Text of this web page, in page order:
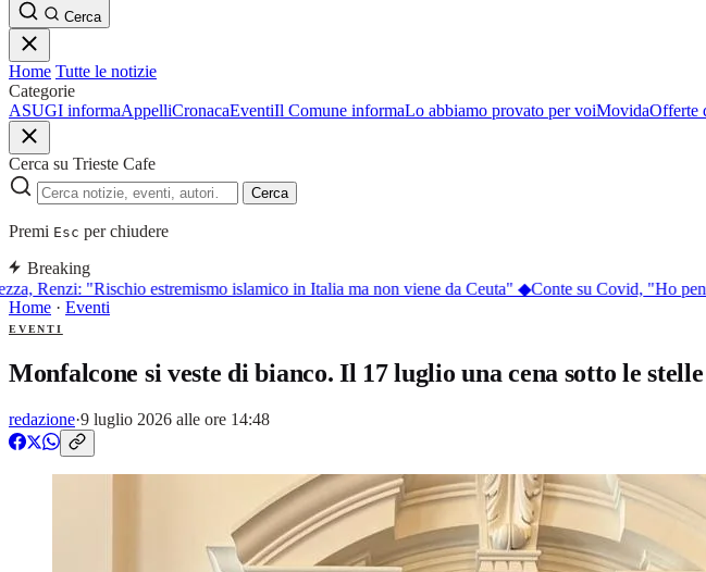
Cerca
Home Tutte le notizie
Categorie
ASUGI informaAppelliCronacaEventiIl Comune informaLo abbiamo provato per voiMovidaOfferte
Cerca su Trieste Cafe
Cerca
Premi Esc per chiudere
Breaking
Renzi: "Rischio estremismo islamico in Italia ma non viene da Ceuta"◆ Conte su Covid, "Ho
Home · Eventi
EVENTI
Monfalcone si veste di bianco. Il 17 luglio una cena sotto le
redazione·9 luglio 2026 alle ore 14:48